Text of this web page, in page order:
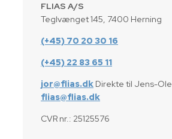
FLIAS A/S
Teglvænget 145, 7400 Herning
(+45) 70 20 30 16
(+45) 22 83 65 11
jor@flias.dk Direkte til Jens-Ole
flias@flias.dk
CVR nr.: 25125576